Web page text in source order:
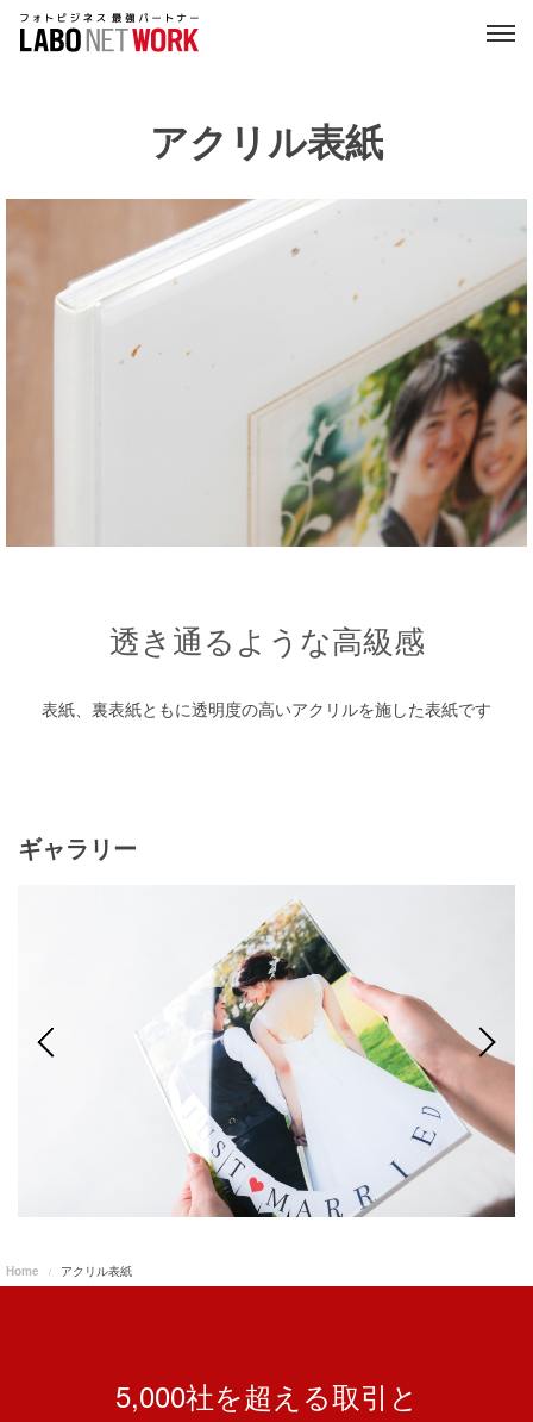
アクリル表紙
透き通るような高級感
表紙、裏表紙ともに透明度の高いアクリルを施した表紙です
ギャラリー
Home アクリル表紙
5,000社を超える取引と